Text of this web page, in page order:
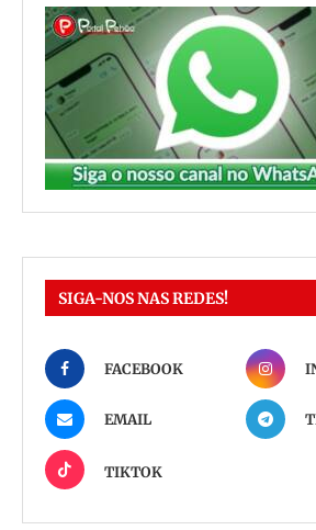
SIGA-NOS NAS REDES!
FACEBOOK
EMAIL
TIKTOK